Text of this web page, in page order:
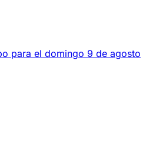
para el domingo 9 de agosto